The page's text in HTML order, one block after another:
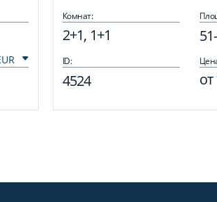
Комнат:
2+1, 1+1
ID:
4524 от